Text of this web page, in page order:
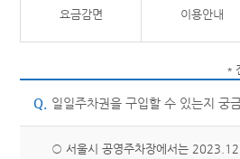
요금감면 이용안내
*
Q. 일일주차권을 구입할 수 있는지 궁
○ 서울시 공영주차장에서는